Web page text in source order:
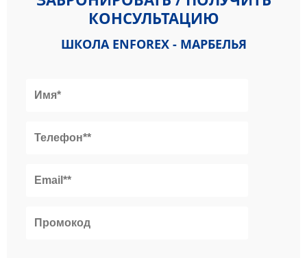
КОНСУЛЬТАЦИЮ
ШКОЛА ENFOREX - МАРБЕЛЬЯ